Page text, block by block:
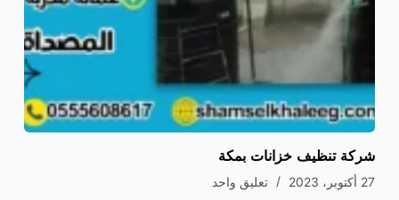
شركة تنظيف خزانات بمكة
27 أكتوبر، 2023 تعليق واحد